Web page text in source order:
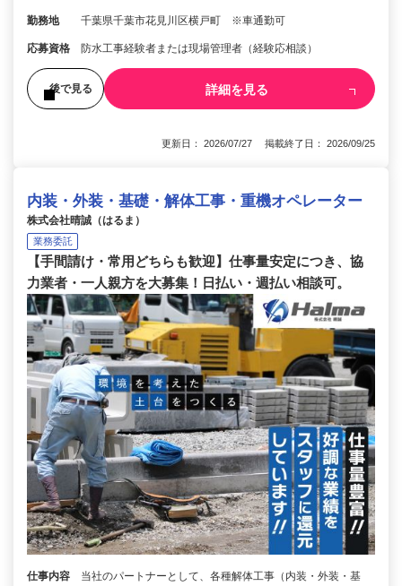
勤務地 千葉県千葉市花見川区横戸町 ※車通勤可
応募資格 防水工事経験者または現場管理者（経験応相談）
後で見る 詳細を見る
更新日： 2026/07/27 掲載終了日： 2026/09/25
内装・外装・基礎・解体工事・重機オペレーター
株式会社晴誠（はるま）
業務委託
【手間請け・常用どちらも歓迎】仕事量安定につき、協
力業者・一人親方を大募集！日払い・週払い相談可。
仕事内容
当社のパートナーとして、各種解体工事（内装・外装・基